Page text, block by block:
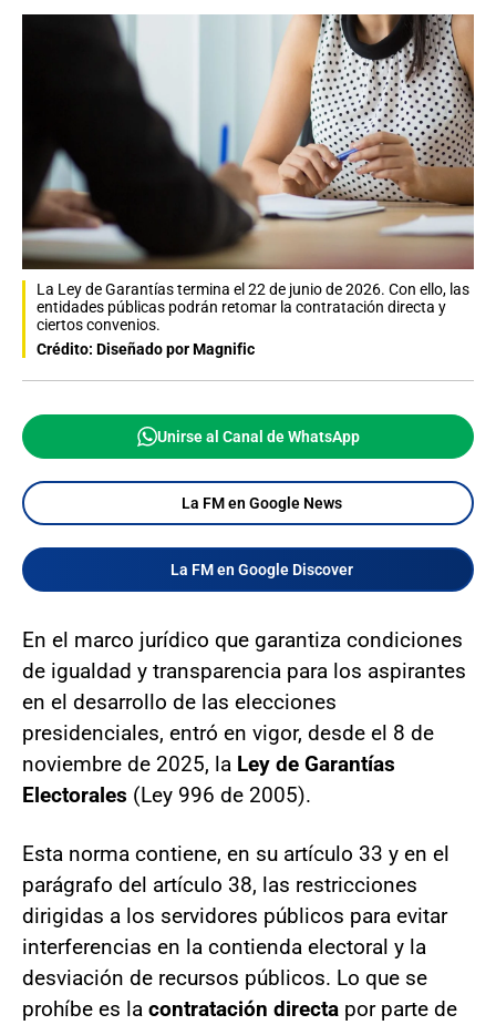
La Ley de Garantías termina el 22 de junio de 2026. Con ello, las
entidades públicas podrán retomar la contratación directa y
ciertos convenios.
Crédito: Diseñado por Magnific
Unirse al Canal de WhatsApp
La FM en Google News
La FM en Google Discover
En el marco jurídico que garantiza condiciones
de igualdad y transparencia para los aspirantes
en el desarrollo de las elecciones
presidenciales, entró en vigor, desde el 8 de
noviembre de 2025, la Ley de Garantías
Electorales (Ley 996 de 2005).
Esta norma contiene, en su artículo 33 y en el
parágrafo del artículo 38, las restricciones
dirigidas a los servidores públicos para evitar
interferencias en la contienda electoral y la
desviación de recursos públicos. Lo que se
prohíbe es la contratación directa por parte de